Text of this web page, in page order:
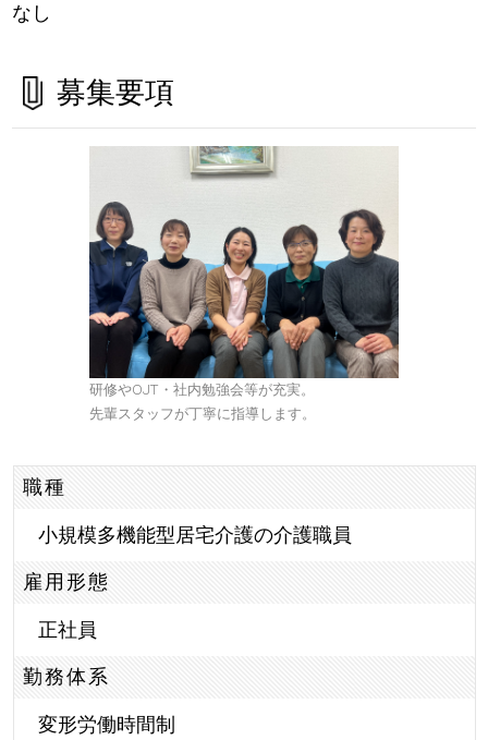
なし
募集要項
研修やOJT・社内勉強会等が充実。
先輩スタッフが丁寧に指導します。
職種
小規模多機能型居宅介護の介護職員
雇用形態
正社員
勤務体系
変形労働時間制